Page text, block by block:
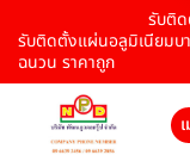
รับติ
รับติดตั้งแผ่นอลูมิเนียมบ
ฉนวน ราคาถูก